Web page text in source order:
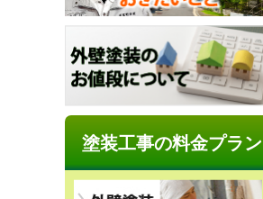
塗装工事の料金プラン